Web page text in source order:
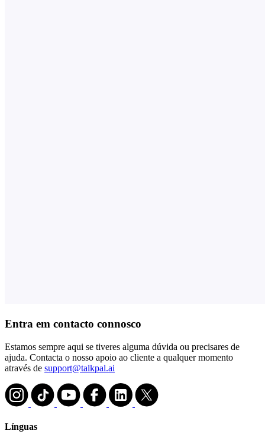
Entra em contacto connosco
Estamos sempre aqui se tiveres alguma dúvida ou precisares de
ajuda. Contacta o nosso apoio ao cliente a qualquer momento
através de support@talkpal.ai
Línguas